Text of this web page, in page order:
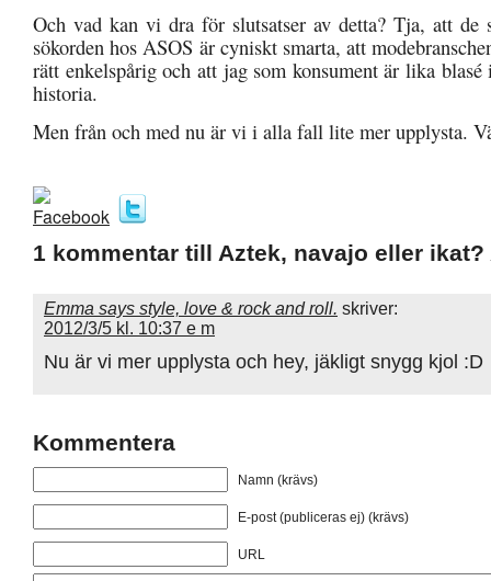
Och vad kan vi dra för slutsatser av detta? Tja, att de
sökorden hos ASOS är cyniskt smarta, att
rätt enkelspårig och att jag som konsument är lika blasé
historia.
Men från och med nu är vi i alla fall lite mer upplysta.
1 kommentar till Aztek, navajo eller
Emma says style, love & rock and roll. skriver:
2012/3/5 kl. 10:37 e m
Nu är vi mer upplysta och hey, jäkligt snygg kjol :D
Kommentera
Namn (krävs)
E-post (publiceras ej) (krävs)
URL